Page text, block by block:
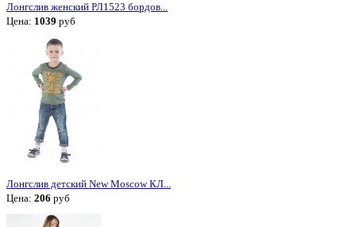
Лонгслив женский РЛ1523 бордов...
Цена: 1039 руб
Лонгслив детский New Moscow КЛ...
Цена: 206 руб